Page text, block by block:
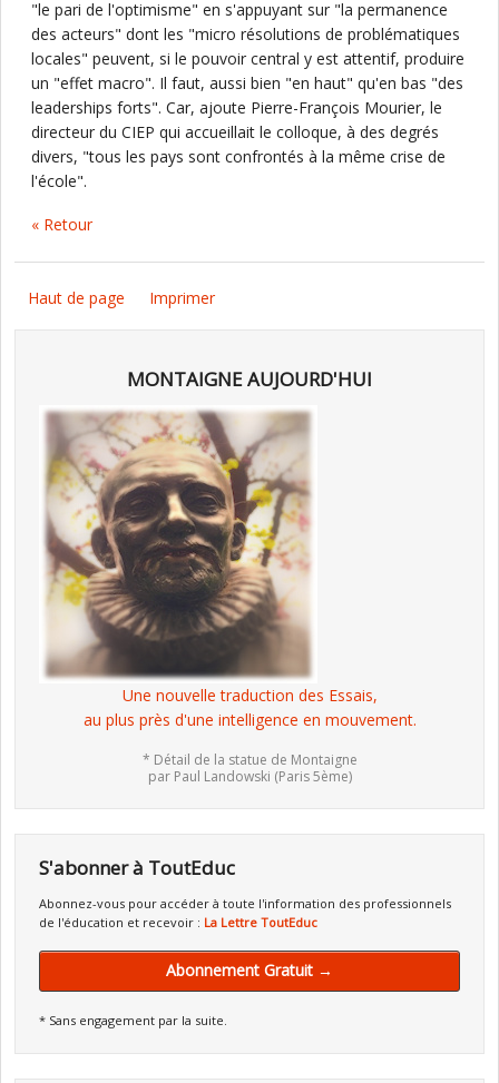
"le pari de l'optimisme" en s'appuyant sur "la permanence
des acteurs" dont les "micro résolutions de problématiques
locales" peuvent, si le pouvoir central y est attentif, produire
un "effet macro". Il faut, aussi bien "en haut" qu'en bas "des
leaderships forts". Car, ajoute Pierre-François Mourier, le
directeur du CIEP qui accueillait le colloque, à des degrés
divers, "tous les pays sont confrontés à la même crise de
l'école".
« Retour
Haut de page Imprimer
MONTAIGNE AUJOURD'HUI
Une nouvelle traduction des Essais,
au plus près d'une intelligence en mouvement.
* Détail de la statue de Montaigne
par Paul Landowski (Paris 5ème)
S'abonner à ToutEduc
Abonnez-vous pour accéder à toute l'information des professionnels
de l'éducation et recevoir : La Lettre ToutEduc
Abonnement Gratuit →
* Sans engagement par la suite.